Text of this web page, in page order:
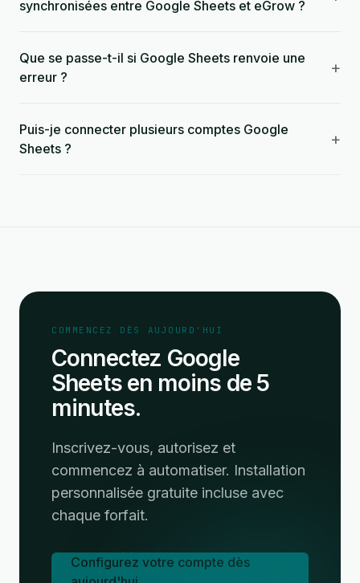
synchronisées entre Google Sheets et eGrow ?
Que se passe-t-il si Google Sheets renvoie une
erreur ?
+
Puis-je connecter plusieurs comptes Google
Sheets ?
+
COMMENCEZ DÈS AUJOURD'HUI
Connectez Google
Sheets en moins de 5
minutes.
Inscrivez-vous, autorisez et
commencez à automatiser. Installation
personnalisée gratuite incluse avec
chaque forfait.
Configurez votre compte dès